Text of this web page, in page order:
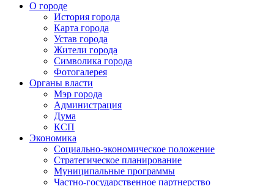
О городе
История города
Карта города
Устав города
Жители города
Символика города
Фотогалерея
Органы власти
Мэр города
Администрация
Дума
КСП
Экономика
Социально-экономическое положение
Стратегическое планирование
Муниципальные программы
Частно-государственное партнерство